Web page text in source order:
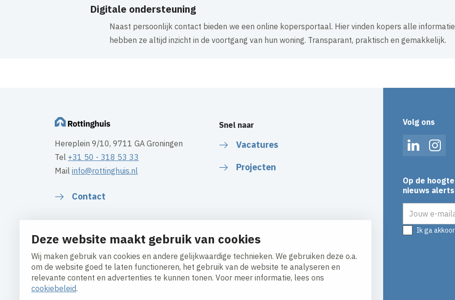
Deze website maakt gebruik van cookies
Wij maken gebruik van cookies en andere gelijkwaardige technieken. We gebruiken deze o.a.
om de website goed te laten functioneren, het gebruik van de website te analyseren en
relevante content en advertenties te kunnen tonen. Voor meer informatie, lees ons
cookiebeleid.
Digitale ondersteuning
Naast persoonlijk contact bieden we een online kopersportaal. Hier vinden kopers alle
hebben ze altijd inzicht in de voortgang van hun woning. Transparant, praktisch en gemakkelijk.
Hereplein 9/10, 9711 GA Groningen
Tel +31 50 - 318 53 33
Mail info@rottinghuis.nl
Contact
Snel naar
Vacatures
Projecten
Volg ons
LinkedIn
Op de
nieuws
Ik ga